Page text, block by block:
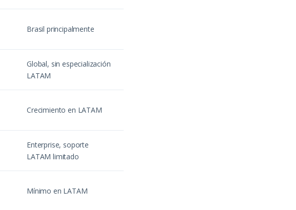
Brasil principalmente
Global, sin especialización
LATAM
Crecimiento en LATAM
Enterprise, soporte
LATAM limitado
Mínimo en LATAM